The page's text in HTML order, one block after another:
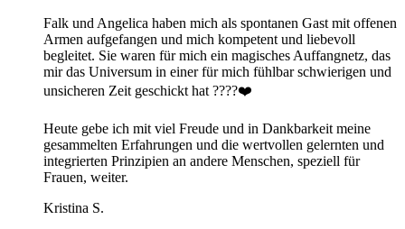
Falk und Angelica haben mich als spontanen Gast mit offenen
Armen aufgefangen und mich kompetent und liebevoll
begleitet. Sie waren für mich ein magisches Auffangnetz, das
mir das Universum in einer für mich fühlbar schwierigen und
unsicheren Zeit geschickt hat ????❤️
Heute gebe ich mit viel Freude und in Dankbarkeit meine
gesammelten Erfahrungen und die wertvollen gelernten und
integrierten Prinzipien an andere Menschen, speziell für
Frauen, weiter.
Kristina S.